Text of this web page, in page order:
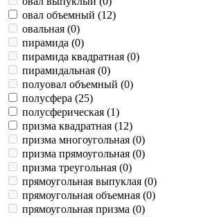
овал объемный (12)
овальная (0)
пирамида (0)
пирамида квадратная (0)
пирамидальная (0)
полуовал объемный (0)
полусфера (25)
полусферическая (1)
призма квадратная (12)
призма многоугольная (0)
призма прямоугольная (0)
призма треугольная (0)
прямоугольная выпуклая (0)
прямоугольная объемная (0)
прямоугольная призма (0)